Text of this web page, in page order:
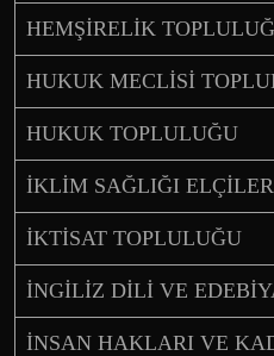
HEMŞİRELİK
HUKUK MECLİSİ
HUKUK TOPLULUĞU
İKLİM SAĞLIĞI
İKTİSAT TOPLULUĞU
İNGİLİZ DİLİ VE
İNSAN HAKLARI VE